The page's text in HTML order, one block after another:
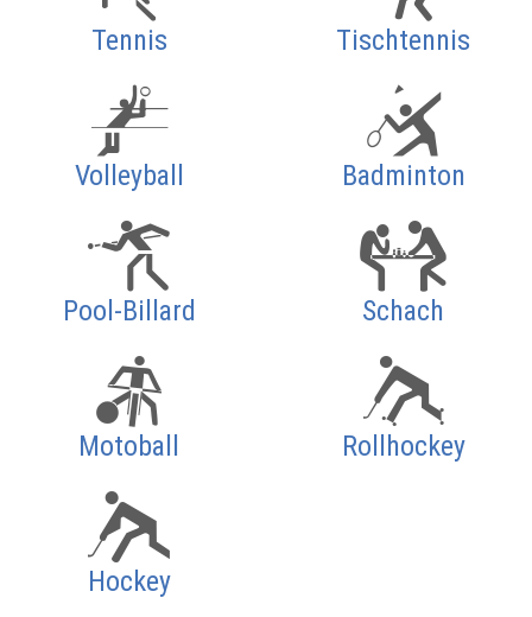
Tennis Tischtennis
Volleyball Badminton
Pool-Billard Schach
Motoball Rollhockey
Hockey